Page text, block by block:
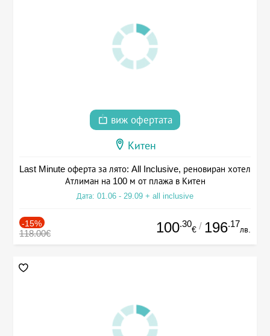
виж офертата
Китен
Last Minute оферта за лято: All Inclusive, реновиран хотел
Атлиман на 100 м от плажа в Китен
Дата: 01.06 - 29.09 + all inclusive
-15%
118.00€ 100.30
€ / 196.17
лв.